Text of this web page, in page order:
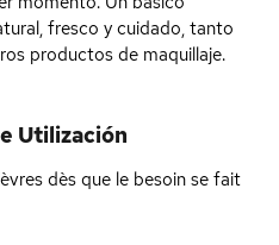
fresco y cuidado, tanto
productos de maquillaje.
Utilización
dès que le besoin se fait